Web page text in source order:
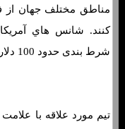
مناطق مختلف جهان از
کنند. شانس هاي‌
شرط بندی حدود 100 دلار استفاده می کنند.
تیم مورد علاقه با